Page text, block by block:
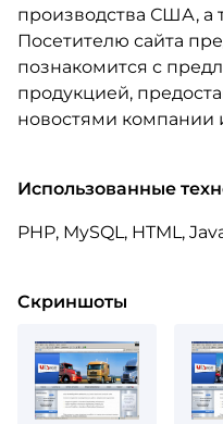
производства США, а
Посетителю сайта
познакомится с
продукцией,
новостями компании
Использованные
PHP, MySQL, HTML,
Скриншоты